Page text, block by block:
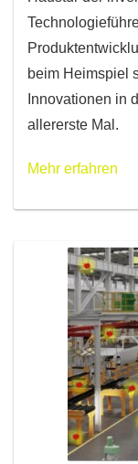
beim Heimspiel
Innovationen in
allererste Mal.
Mehr erfahren